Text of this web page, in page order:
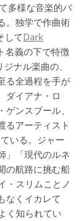
多様な音楽的バ
。独学で作曲術
してDark
名義の下で特徴
ナル楽曲の、
る全過程を手が
ダイアナ・ロ
ンスブール、
るアーティスト
いる。ジャー
」「現代のルネ
の航路に挑む船
・スリムことノ
なくイカレて
く知られてい